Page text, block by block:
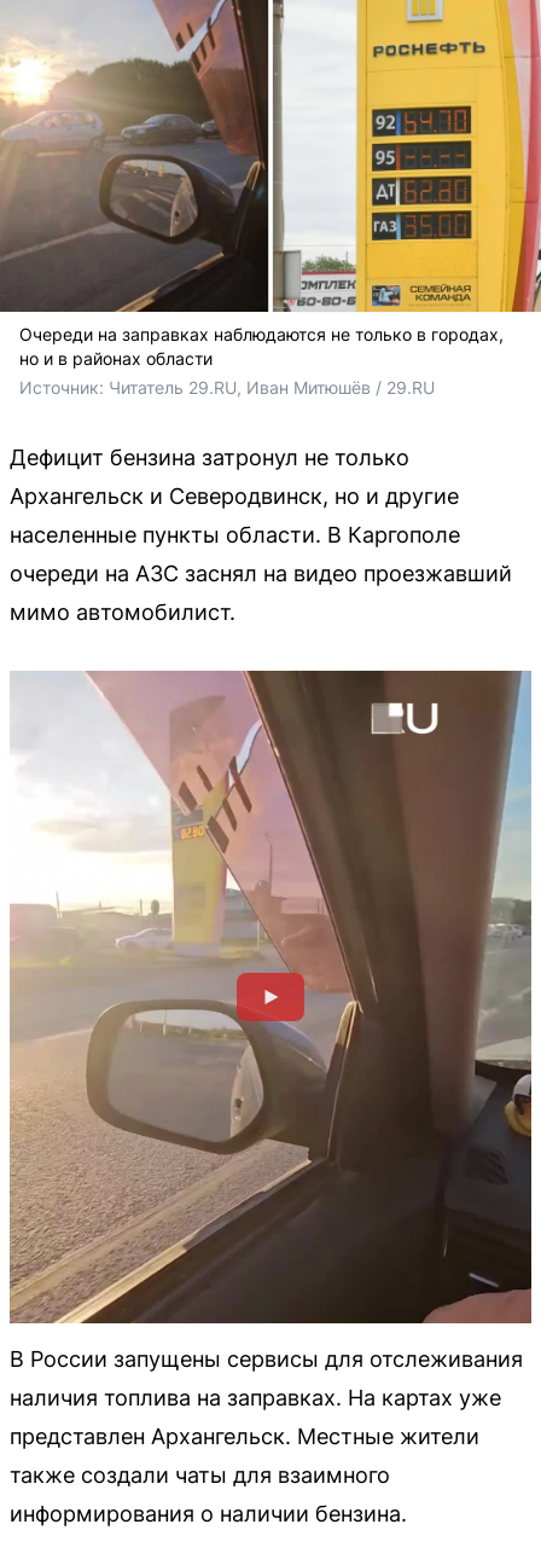
Очереди на заправках наблюдаются не только в городах,
но и в районах области
Источник: Читатель 29.RU, Иван Митюшёв / 29.RU
Дефицит бензина затронул не только
Архангельск и Северодвинск, но и другие
населенные пункты области. В Каргополе
очереди на АЗС заснял на видео проезжавший
мимо автомобилист.
В России запущены сервисы для отслеживания
наличия топлива на заправках. На картах уже
представлен Архангельск. Местные жители
также создали чаты для взаимного
информирования о наличии бензина.